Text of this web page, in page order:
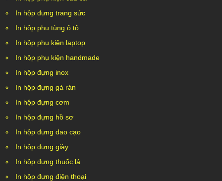
In hộp đựng trang sức
In hộp phụ tùng ô tô
In hộp phụ kiện laptop
In hộp phụ kiện handmade
In hộp đựng inox
In hộp đựng gà rán
In hộp đựng cơm
In hộp đựng hồ sơ
In hộp đựng dao cạo
In hộp đựng giày
In hộp đựng thuốc lá
In hộp đựng điện thoại